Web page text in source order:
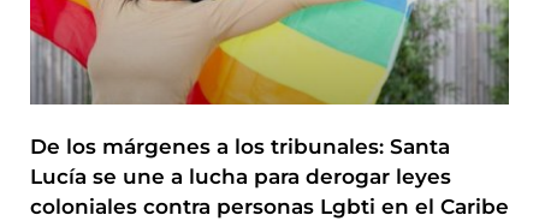
De los márgenes a los tribunales: Santa
Lucía se une a lucha para derogar leyes
coloniales contra personas Lgbti en el Caribe